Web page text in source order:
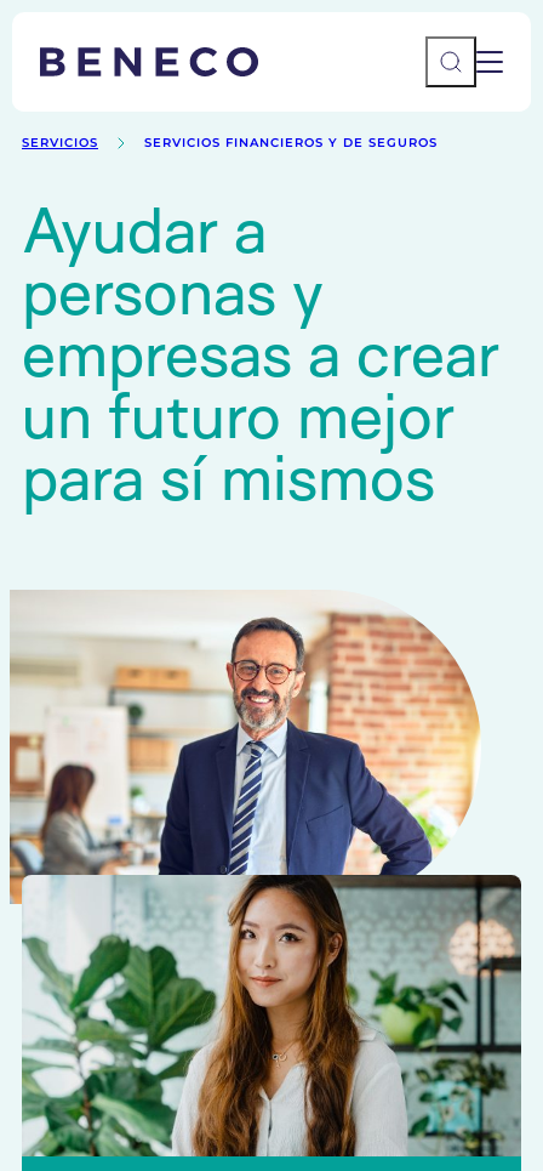
Main
Contáctenos ES
SERVICIOS SERVICIOS FINANCIEROS Y DE SEGUROS
Ayudar a
personas y
empresas a crear
un futuro mejor
para sí mismos